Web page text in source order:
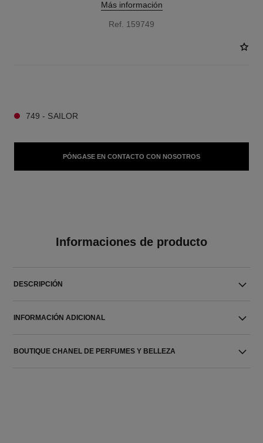
Más información
Ref. 159749
749 - SAILOR
PÓNGASE EN CONTACTO CON NOSOTROS
Informaciones de producto
DESCRIPCIÓN
INFORMACIÓN ADICIONAL
BOUTIQUE CHANEL DE PERFUMES Y BELLEZA